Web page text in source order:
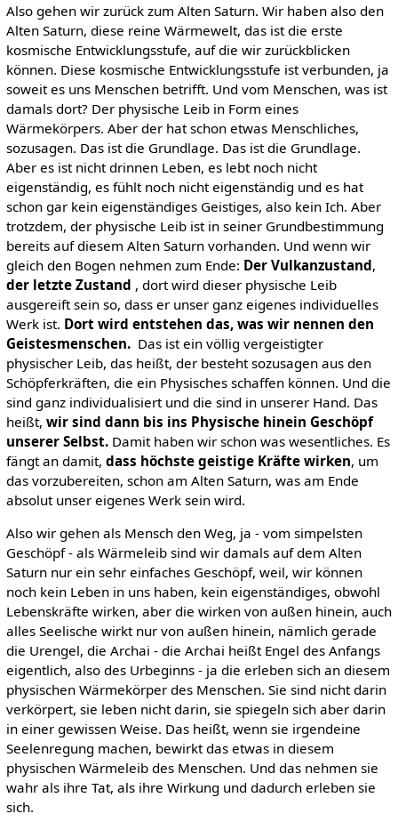
Also gehen wir zurück zum Alten Saturn. Wir haben also den
Alten Saturn, diese reine Wärmewelt, das ist die erste
kosmische Entwicklungsstufe, auf die wir zurückblicken
können. Diese kosmische Entwicklungsstufe ist verbunden, ja
soweit es uns Menschen betrifft. Und vom Menschen, was ist
damals dort? Der physische Leib in Form eines
Wärmekörpers. Aber der hat schon etwas Menschliches,
sozusagen. Das ist die Grundlage. Das ist die Grundlage.
Aber es ist nicht drinnen Leben, es lebt noch nicht
eigenständig, es fühlt noch nicht eigenständig und es hat
schon gar kein eigenständiges Geistiges, also kein Ich. Aber
trotzdem, der physische Leib ist in seiner Grundbestimmung
bereits auf diesem Alten Saturn vorhanden. Und wenn wir
gleich den Bogen nehmen zum Ende: Der Vulkanzustand,
der letzte Zustand , dort wird dieser physische Leib
ausgereift sein so, dass er unser ganz eigenes individuelles
Werk ist. Dort wird entstehen das, was wir nennen den
Geistesmenschen. Das ist ein völlig vergeistigter
physischer Leib, das heißt, der besteht sozusagen aus den
Schöpferkräften, die ein Physisches schaffen können. Und die
sind ganz individualisiert und die sind in unserer Hand. Das
heißt, wir sind dann bis ins Physische hinein Geschöpf
unserer Selbst.Damit haben wir schon was wesentliches. Es
fängt an damit, dass höchste geistige Kräfte wirken, um
das vorzubereiten, schon am Alten Saturn, was am Ende
absolut unser eigenes Werk sein wird.
Also wir gehen als Mensch den Weg, ja - vom simpelsten
Geschöpf - als Wärmeleib sind wir damals auf dem Alten
Saturn nur ein sehr einfaches Geschöpf, weil, wir können
noch kein Leben in uns haben, kein eigenständiges, obwohl
Lebenskräfte wirken, aber die wirken von außen hinein, auch
alles Seelische wirkt nur von außen hinein, nämlich gerade
die Urengel, die Archai - die Archai heißt Engel des Anfangs
eigentlich, also des Urbeginns - ja die erleben sich an diesem
physischen Wärmekörper des Menschen. Sie sind nicht darin
verkörpert, sie leben nicht darin, sie spiegeln sich aber darin
in einer gewissen Weise. Das heißt, wenn sie irgendeine
Seelenregung machen, bewirkt das etwas in diesem
physischen Wärmeleib des Menschen. Und das nehmen sie
wahr als ihre Tat, als ihre Wirkung und dadurch erleben sie
sich.